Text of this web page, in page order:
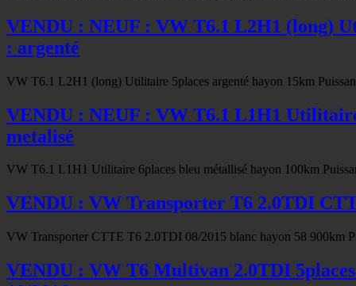
VENDU : NEUF : VW T6.1 L2H1 (long)
: argenté
VW T6.1 L2H1 (long) Utilitaire 5places argenté hayon 15km
VENDU : NEUF : VW T6.1 L1H1
metalisé
VW T6.1 L1H1 Utilitaire 6places bleu métallisé hayon 100km
VENDU : VW Transporter T6 2.0TDI
VW Transporter CTTE T6 2.0TDI 08/2015 blanc hayon 58 900km
VENDU : VW T6 Multivan 2.0TDI